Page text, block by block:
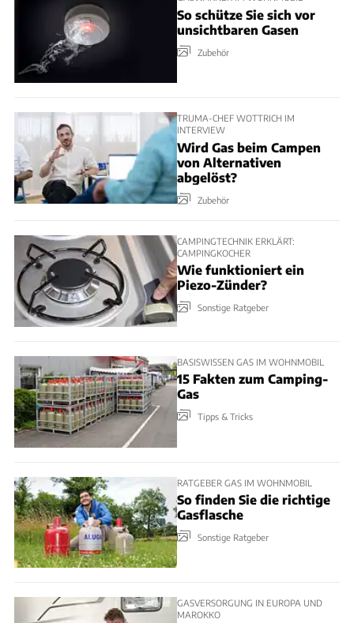
So schütze Sie sich vor
unsichtbaren Gasen
Zubehör
TRUMA-CHEF WOTTRICH IM
INTERVIEW
Wird Gas beim Campen
von Alternativen
abgelöst?
Zubehör
CAMPINGTECHNIK ERKLÄRT:
CAMPINGKOCHER
Wie funktioniert ein
Piezo-Zünder?
Sonstige Ratgeber
BASISWISSEN GAS IM WOHNMOBIL
15 Fakten zum Camping-
Gas
Tipps & Tricks
RATGEBER GAS IM WOHNMOBIL
So finden Sie die richtige
Gasflasche
Sonstige Ratgeber
GASVERSORGUNG IN EUROPA UND
MAROKKO